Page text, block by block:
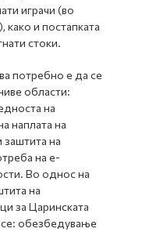
играчи (во
како и постапката
стоки.
потребно е да се
области:
на
наплата на
заштита на
на е-
Во однос на
на
за Царинската
се: обезбедување